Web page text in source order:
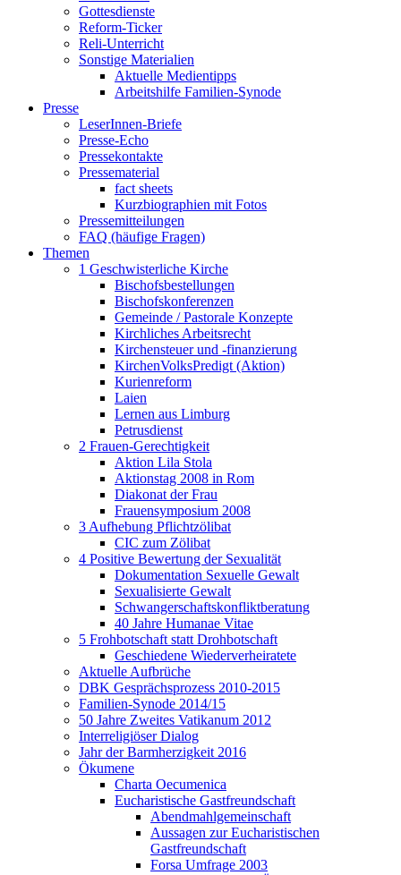
Gottesdienste
Reform-Ticker
Reli-Unterricht
Sonstige Materialien
Aktuelle Medientipps
Arbeitshilfe Familien-Synode
Presse
LeserInnen-Briefe
Presse-Echo
Pressekontakte
Pressematerial
fact sheets
Kurzbiographien mit Fotos
Pressemitteilungen
FAQ (häufige Fragen)
Themen
1 Geschwisterliche Kirche
Bischofsbestellungen
Bischofskonferenzen
Gemeinde / Pastorale Konzepte
Kirchliches Arbeitsrecht
Kirchensteuer und -finanzierung
KirchenVolksPredigt (Aktion)
Kurienreform
Laien
Lernen aus Limburg
Petrusdienst
2 Frauen-Gerechtigkeit
Aktion Lila Stola
Aktionstag 2008 in Rom
Diakonat der Frau
Frauensymposium 2008
3 Aufhebung Pflichtzölibat
CIC zum Zölibat
4 Positive Bewertung der Sexualität
Dokumentation Sexuelle Gewalt
Sexualisierte Gewalt
Schwangerschaftskonfliktberatung
40 Jahre Humanae Vitae
5 Frohbotschaft statt Drohbotschaft
Geschiedene Wiederverheiratete
Aktuelle Aufbrüche
DBK Gesprächsprozess 2010-2015
Familien-Synode 2014/15
50 Jahre Zweites Vatikanum 2012
Interreligiöser Dialog
Jahr der Barmherzigkeit 2016
Ökumene
Charta Oecumenica
Eucharistische Gastfreundschaft
Abendmahlgemeinschaft
Aussagen zur Eucharistischen
Gastfreundschaft
Forsa Umfrage 2003